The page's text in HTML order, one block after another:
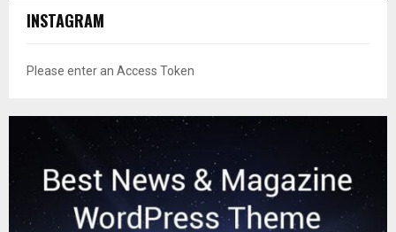
INSTAGRAM
Please enter an Access Token